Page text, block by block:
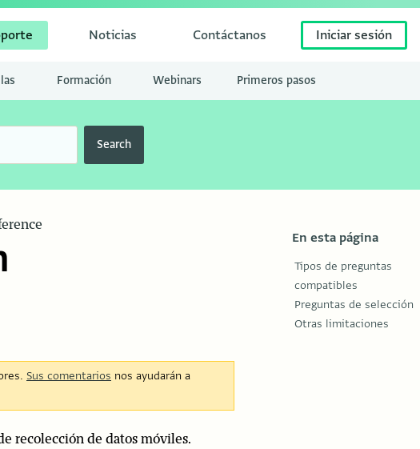
Noticias Contáctanos Iniciar sesión
Formación Webinars Primeros pasos
Search
En esta página
Tipos de preguntas
compatibles
Preguntas de selección
Otras limitaciones
Sus comentarios nos ayudarán a
recolección de datos móviles.